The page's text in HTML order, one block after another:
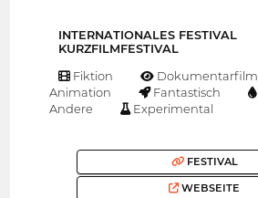
INTERNATIONALES FESTIVAL
KURZFILMFESTIVAL
Fiktion
Dokumentarfilm
Animation
Fantastisch
Andere
Experimental
FESTIVAL
WEBSEITE